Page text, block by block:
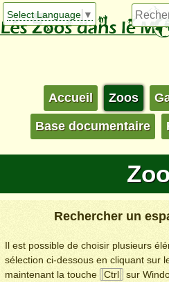
Select Language ▼
Accueil Zoos
Base documentaire
Rechercher un
Il est possible de choisir plusieurs
sélection ci-dessous en cliquant sur
maintenant la touche
Ctrl sur